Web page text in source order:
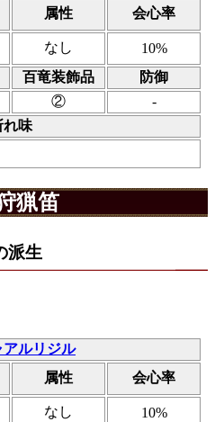
属性 会心率
なし
10%
百竜装飾品
防御
②
-
れ味
猟笛
派生
アルリジル
属性 会心率
なし
10%